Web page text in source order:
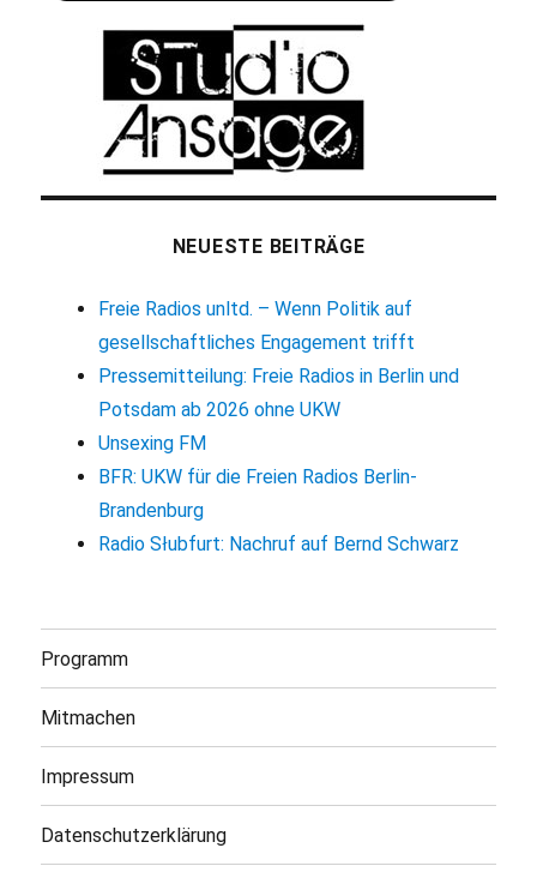
NEUESTE BEITRÄGE
Freie Radios unltd. – Wenn Politik auf
gesellschaftliches Engagement trifft
Pressemitteilung: Freie Radios in Berlin und
Potsdam ab 2026 ohne UKW
Unsexing FM
BFR: UKW für die Freien Radios Berlin-
Brandenburg
Radio Słubfurt: Nachruf auf Bernd Schwarz
Programm
Mitmachen
Impressum
Datenschutzerklärung